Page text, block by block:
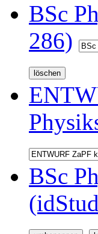
BSc
286)
BSc